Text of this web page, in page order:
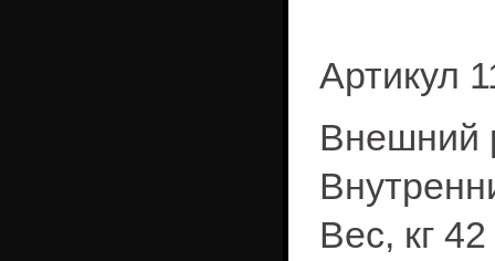
Артикул
Внешний
Вес, кг 42